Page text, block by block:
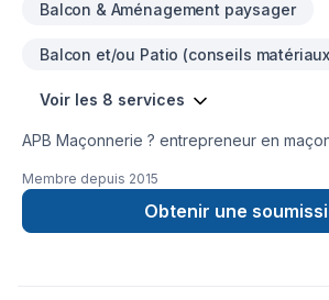
Balcon & Aménagement paysager
Balcon et/ou Patio (conseils
Voir les 8 services
APB Maçonnerie ? entrepreneur en
spécialise en maçonnerie résidentielle,
industriel* Construction de mur de
fabriquées * Pose de pierres naturelles
Membre depuis 2015
Obtenir une